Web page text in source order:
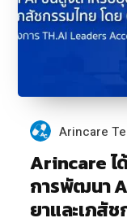
Arincare
Arincare ไ
การพัฒนา
ยาและเภสั